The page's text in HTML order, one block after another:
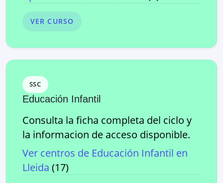
VER CURSO
SSC
Educación Infantil
Consulta la ficha completa del ciclo y
la informacion de acceso disponible.
Ver centros de Educación Infantil en
Lleida (17)